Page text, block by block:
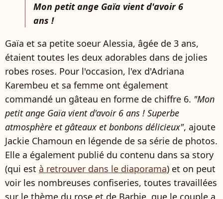
Mon petit ange Gaïa vient d'avoir 6
ans !
Gaïa et sa petite soeur Alessia, âgée de 3 ans,
étaient toutes les deux adorables dans de jolies
robes roses. Pour l'occasion, l'ex d'Adriana
Karembeu et sa femme ont également
commandé un gâteau en forme de chiffre 6. "Mon
petit ange Gaïa vient d'avoir 6 ans ! Superbe
atmosphère et gâteaux et bonbons délicieux", ajoute
Jackie Chamoun en légende de sa série de photos.
Elle a également publié du contenu dans sa story
(qui est à retrouver dans le diaporama) et on peut
voir les nombreuses confiseries, toutes travaillées
sur le thème du rose et de Barbie, que le couple a